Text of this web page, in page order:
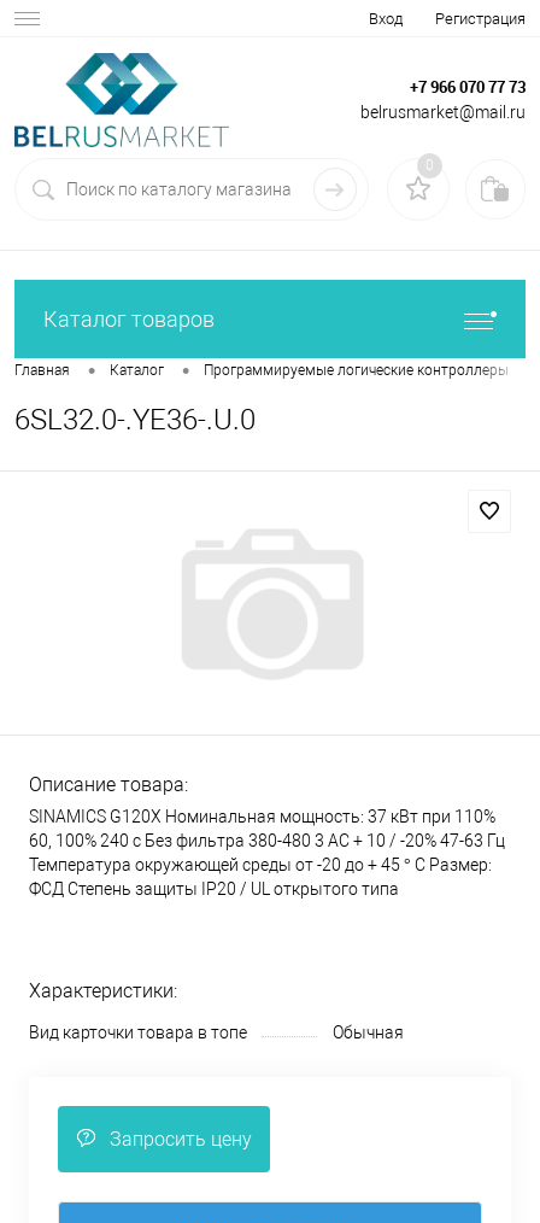
Вход Регистрация
+7 966 070 77 73
belrusmarket@mail.ru
0
Каталог товаров
Главная • Каталог • Программируемые логические контроллеры
6SL32.0-.YE36-.U.0
Описание товара:
SINAMICS G120X Номинальная мощность: 37 кВт при 110%
60, 100% 240 с Без фильтра 380-480 3 AC + 10 / -20% 47-63 Гц
Температура окружающей среды от -20 до + 45 ° C Размер:
ФСД Степень защиты IP20 / UL открытого типа
Характеристики:
Вид карточки товара в топе Обычная
Запросить цену